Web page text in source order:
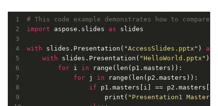
# This code example demonstrates how to
import aspose.slides as slides
with slides.Presentation( "AccessSlides.pptx" ) as
with slides.Presentation( "HelloWorld.pptx" )
for i in range(len(p1.masters)):
for j in range(len(p2.masters)):
if p1.masters[i] ==
                    print(
"Presentation1